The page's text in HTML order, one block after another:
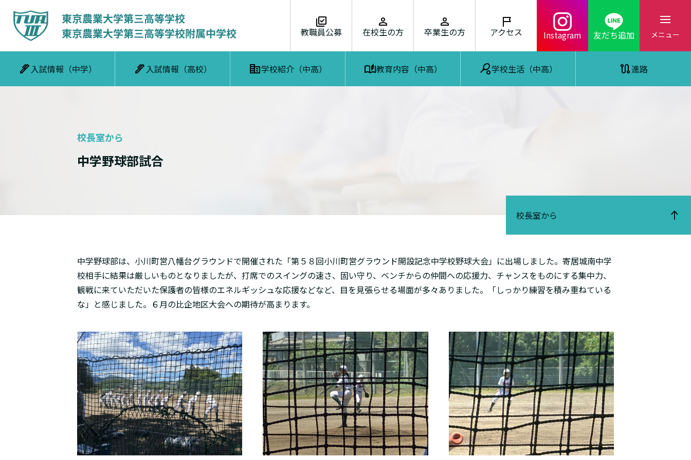
教職員公募 在校生の方 卒業生の方 アクセス Instagram 友だち追加
入試情報（中学） 入試情報（高校） 学校紹介（中高） 教育内容（中高） 学校生活（中高） 進路
メニュー
校長室から
中学野球部試合
校長室から
中学野球部は、小川町営八幡台グラウンドで開催された「第５８回小川町営グラウンド開設記念中学校野球大会」に出場しました。寄居城南中学
校相手に結果は厳しいものとなりましたが、打席でのスイングの速さ、固い守り、ベンチからの仲間への応援力、チャンスをものにする集中力、
観戦に来ていただいた保護者の皆様のエネルギッシュな応援などなど、目を見張らせる場面が多々ありました。「しっかり練習を積み重ねている
な」と感じました。６月の比企地区大会への期待が高まります。